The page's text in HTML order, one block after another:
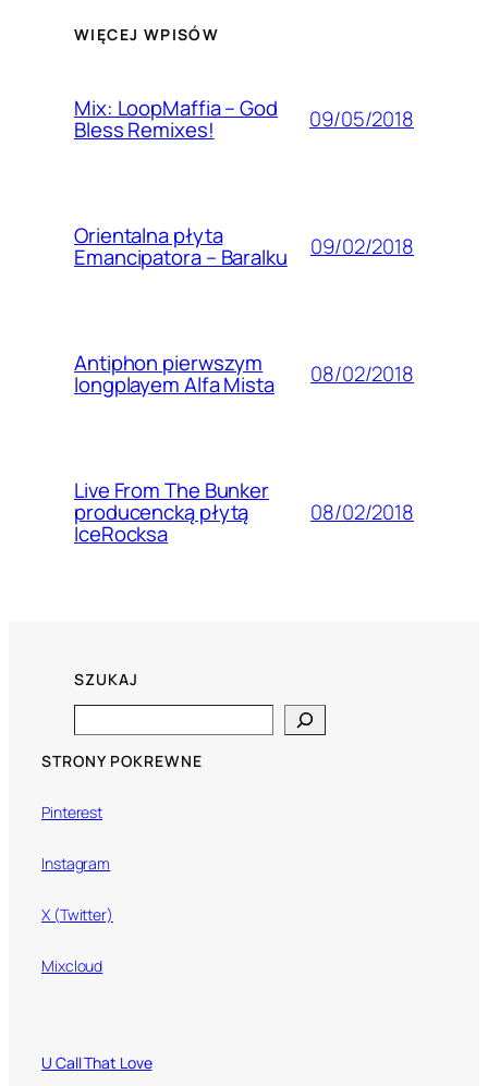
WIĘCEJ WPISÓW
Mix: LoopMaffia – God
Bless Remixes! 09/05/2018
Orientalna płyta
Emancipatora – Baralku 09/02/2018
Antiphon pierwszym
longplayem Alfa Mista 08/02/2018
Live From The Bunker
producencką płytą
IceRocksa
08/02/2018
SZUKAJ
STRONY POKREWNE
Pinterest
Instagram
X (Twitter)
Mixcloud
U Call That Love